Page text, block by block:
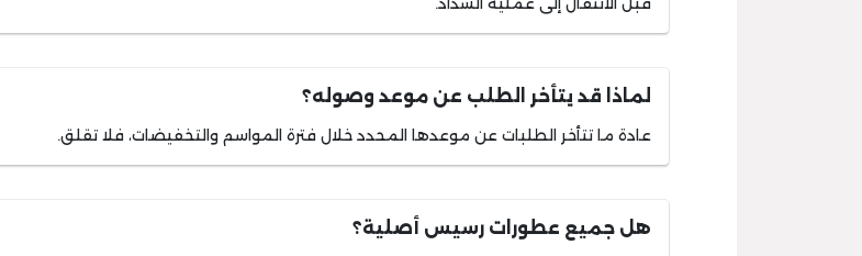
لماذا قد يتأخر الطلب عن موعد وصوله؟
عادة ما تتأخر الطلبات عن موعدها المحدد خلال فترة المواسم والتخفيضات، فلا تقلق.
هل جميع عطورات رسيس أصلية؟